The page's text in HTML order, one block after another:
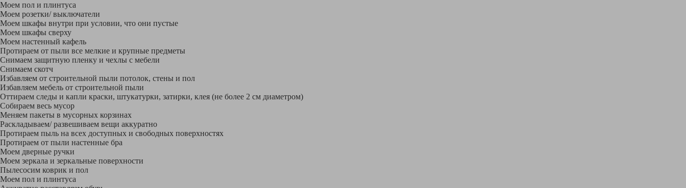
Моем пол и плинтуса
Моем розетки/ выключатели
Моем шкафы внутри при условии, что они пустые
Моем шкафы сверху
Моем настенный кафель
Протираем от пыли все мелкие и крупные предметы
Снимаем защитную пленку и чехлы с мебели
Снимаем скотч
Избавляем от строительной пыли потолок, стены и пол
Избавляем мебель от строительной пыли
Оттираем следы и капли краски, штукатурки, затирки, клея (не более 2 см диаметром)
Собираем весь мусор
Меняем пакеты в мусорных корзинах
Раскладываем/ развешиваем вещи аккуратно
Протираем пыль на всех доступных и свободных поверхностях
Протираем от пыли настенные бра
Моем дверные ручки
Моем зеркала и зеркальные поверхности
Пылесосим коврик и пол
Моем пол и плинтуса